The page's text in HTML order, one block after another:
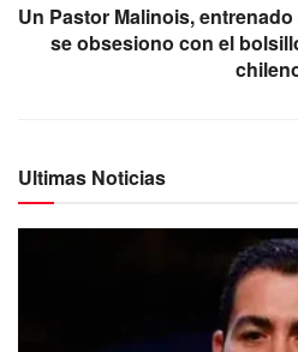
Un Pastor Malinois,
se obsesiono con el
Ultimas Noticias